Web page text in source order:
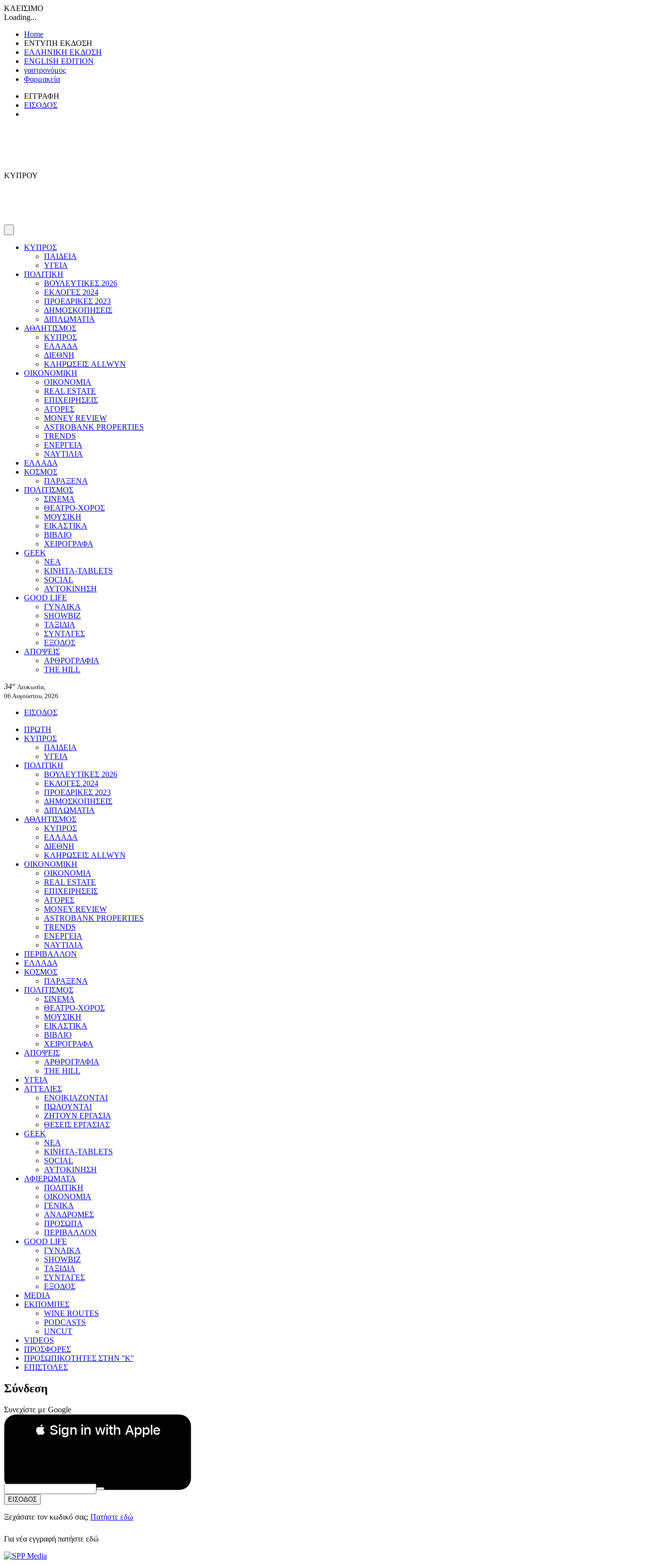
ΚΛΕΙΣΙΜΟ
Loading...
Home
ΕΝΤΥΠΗ ΕΚΔΟΣΗ
ΕΛΛΗΝΙΚΗ ΕΚΔΟΣΗ
ENGLISH EDITION
γαστρονόμος
Φαρμακεία
ΕΓΓΡΑΦΗ
ΕΙΣΟΔΟΣ
ΚΥΠΡΟΥ
ΚΥΠΡΟΣ
ΠΑΙΔΕΙΑ
ΥΓΕΙΑ
ΠΟΛΙΤΙΚΗ
ΒΟΥΛΕΥΤΙΚΕΣ 2026
ΕΚΛΟΓΕΣ 2024
ΠΡΟΕΔΡΙΚΕΣ 2023
ΔΗΜΟΣΚΟΠΗΣΕΙΣ
ΔΙΠΛΩΜΑΤΙΑ
ΑΘΛΗΤΙΣΜΟΣ
ΚΥΠΡΟΣ
ΕΛΛΑΔΑ
ΔΙΕΘΝΗ
ΚΛΗΡΩΣΕΙΣ ALLWYN
ΟΙΚΟΝΟΜΙΚΗ
ΟΙΚΟΝΟΜΙΑ
REAL ESTATE
ΕΠΙΧΕΙΡΗΣΕΙΣ
ΑΓΟΡΕΣ
MONEY REVIEW
ASTROBANK PROPERTIES
TRENDS
ΕΝΕΡΓΕΙΑ
ΝΑΥΤΙΛΙΑ
ΕΛΛΑΔΑ
ΚΟΣΜΟΣ
ΠΑΡΑΞΕΝΑ
ΠΟΛΙΤΙΣΜΟΣ
ΣΙΝΕΜΑ
ΘΕΑΤΡΟ-ΧΟΡΟΣ
ΜΟΥΣΙΚΗ
ΕΙΚΑΣΤΙΚΑ
ΒΙΒΛΙΟ
ΧΕΙΡΟΓΡΑΦΑ
GEEK
ΝΕΑ
ΚΙΝΗΤΑ-TABLETS
SOCIAL
ΑΥΤΟΚΙΝΗΣΗ
GOOD LIFE
ΓΥΝΑΙΚΑ
SHOWBIZ
ΤΑΞΙΔΙΑ
ΣΥΝΤΑΓΕΣ
ΕΞΟΔΟΣ
ΑΠΟΨΕΙΣ
ΑΡΘΡΟΓΡΑΦΙΑ
THE HILL
34° Λευκωσία,
06 Αυγούστου, 2026
ΕΙΣΟΔΟΣ
ΠΡΩΤΗ
ΚΥΠΡΟΣ
ΠΑΙΔΕΙΑ
ΥΓΕΙΑ
ΠΟΛΙΤΙΚΗ
ΒΟΥΛΕΥΤΙΚΕΣ 2026
ΕΚΛΟΓΕΣ 2024
ΠΡΟΕΔΡΙΚΕΣ 2023
ΔΗΜΟΣΚΟΠΗΣΕΙΣ
ΔΙΠΛΩΜΑΤΙΑ
ΑΘΛΗΤΙΣΜΟΣ
ΚΥΠΡΟΣ
ΕΛΛΑΔΑ
ΔΙΕΘΝΗ
ΚΛΗΡΩΣΕΙΣ ALLWYN
ΟΙΚΟΝΟΜΙΚΗ
ΟΙΚΟΝΟΜΙΑ
REAL ESTATE
ΕΠΙΧΕΙΡΗΣΕΙΣ
ΑΓΟΡΕΣ
MONEY REVIEW
ASTROBANK PROPERTIES
TRENDS
ΕΝΕΡΓΕΙΑ
ΝΑΥΤΙΛΙΑ
ΠΕΡΙΒΑΛΛΟΝ
ΕΛΛΑΔΑ
ΚΟΣΜΟΣ
ΠΑΡΑΞΕΝΑ
ΠΟΛΙΤΙΣΜΟΣ
ΣΙΝΕΜΑ
ΘΕΑΤΡΟ-ΧΟΡΟΣ
ΜΟΥΣΙΚΗ
ΕΙΚΑΣΤΙΚΑ
ΒΙΒΛΙΟ
ΧΕΙΡΟΓΡΑΦΑ
ΑΠΟΨΕΙΣ
ΑΡΘΡΟΓΡΑΦΙΑ
THE HILL
ΥΓΕΙΑ
ΑΓΓΕΛΙΕΣ
ΕΝΟΙΚΙΑΖΟΝΤΑΙ
ΠΩΛΟΥΝΤΑΙ
ΖΗΤΟΥΝ ΕΡΓΑΣΙΑ
ΘΕΣΕΙΣ ΕΡΓΑΣΙΑΣ
GEEK
ΝΕΑ
ΚΙΝΗΤΑ-TABLETS
SOCIAL
ΑΥΤΟΚΙΝΗΣΗ
ΑΦΙΕΡΩΜΑΤΑ
ΠΟΛΙΤΙΚΗ
ΟΙΚΟΝΟΜΙΑ
ΓΕΝΙΚΑ
ΑΝΑΔΡΟΜΕΣ
ΠΡΟΣΩΠΑ
ΠΕΡΙΒΑΛΛΟΝ
GOOD LIFE
ΓΥΝΑΙΚΑ
SHOWBIZ
ΤΑΞΙΔΙΑ
ΣΥΝΤΑΓΕΣ
ΕΞΟΔΟΣ
MEDIA
ΕΚΠΟΜΠΕΣ
WINE ROUTES
PODCASTS
UNCUT
VIDEOS
ΠΡΟΣΦΟΡΕΣ
ΠΡΟΣΩΠΙΚΟΤΗΤΕΣ ΣΤΗΝ ''Κ''
ΕΠΙΣΤΟΛΕΣ
Σύνδεση
Συνεχίστε με Google
 Sign in with Apple
Συνεχίστε με Apple
ή
Email:
Κωδικός Πρόσβασης:
ΕΙΣΟΔΟΣ
Ξεχάσατε τον κωδικό σας; Πατήστε εδώ
Για νέα εγγραφή πατήστε εδώ